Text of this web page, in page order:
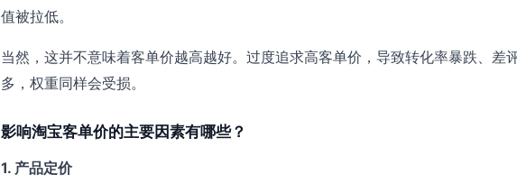
值被拉低。
当然，这并不意味着客单价越高越好。过度追求高客单价，导致转化率暴跌、差
多，权重同样会受损。
影响淘宝客单价的主要因素有哪些？
1. 产品定价